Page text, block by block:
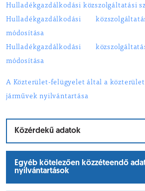
Hulladékgazdálkodási közszolgáltatási
Hulladékgazdálkodási
módosítása
Hulladékgazdálkodási
módosítása
A Közterület-felügyelet által a
járművek nyilvántartása
Közérdekű adatok
Egyéb kötelezően közzéteendő
nyilvántartások